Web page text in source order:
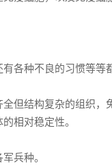
种不良的习惯等等
结构复杂的组织，
相对稳定性。
兵种。